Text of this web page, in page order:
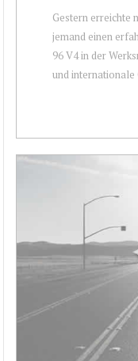
Gestern erreichte
jemand einen
96 V4 in der
und internationale